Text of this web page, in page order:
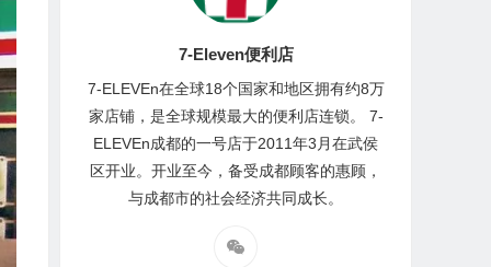
7-Eleven便利店
7-ELEVEn在全球18个国家和地区拥有约8万
家店铺，是全球规模最大的便利店连锁。 7-
ELEVEn成都的一号店于2011年3月在武侯
区开业。开业至今，备受成都顾客的惠顾，
与成都市的社会经济共同成长。